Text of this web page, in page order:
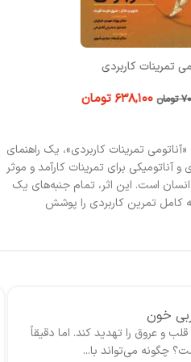
تمرینات کاربردی
تومان ۶۳۸,۱۰۰ تومان
تمرینات کاربردی»، یک راهنمای
و آناتومیکی برای تمرینات کارآمد و موثر
است. این اثر، تمام جنبه‌های یک
کامل تمرین کاربردی را پوشش
خون
و عروق را تهدید کند. اما دقیقاً
چگونه می‌تواند با...